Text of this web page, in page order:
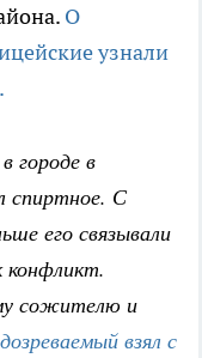
О
узнали
городе в
спиртное. С
его связывали
конфликт.
сожителю и
взял с